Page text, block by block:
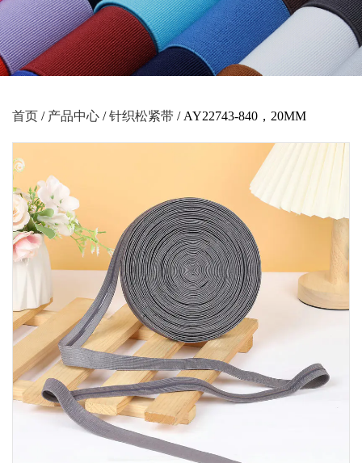
首页 / 产品中心 /针织松紧带 / AY22743-840，20MM